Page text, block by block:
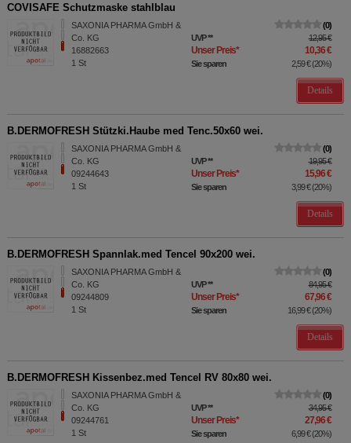
COVISAFE Schutzmaske stahlblau
SAXONIA PHARMA GmbH &
Co. KG
16882663
1 St
0
UVP** 12,95 €
Unser Preis* 10,36 €
Sie sparen 2,59 €(20%)
Details
B.DERMOFRESH Stützki.Haube med Tenc.50x60 wei.
SAXONIA PHARMA GmbH &
Co. KG
09244643
1 St
0
UVP** 19,95 €
Unser Preis* 15,96 €
Sie sparen 3,99 €(20%)
Details
B.DERMOFRESH Spannlak.med Tencel 90x200 wei.
SAXONIA PHARMA GmbH &
Co. KG
09244809
1 St
0
UVP** 84,95 €
Unser Preis* 67,96 €
Sie sparen 16,99 €(20%)
Details
B.DERMOFRESH Kissenbez.med Tencel RV 80x80 wei.
SAXONIA PHARMA GmbH &
Co. KG
09244761
1 St
0
UVP** 34,95 €
Unser Preis* 27,96 €
Sie sparen 6,99 €(20%)